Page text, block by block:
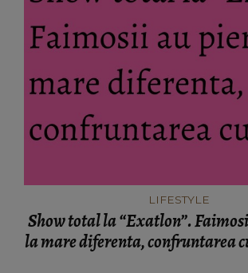
LIFESTYLE
Show total la “Exatlon”.
la mare diferenta, confruntarea